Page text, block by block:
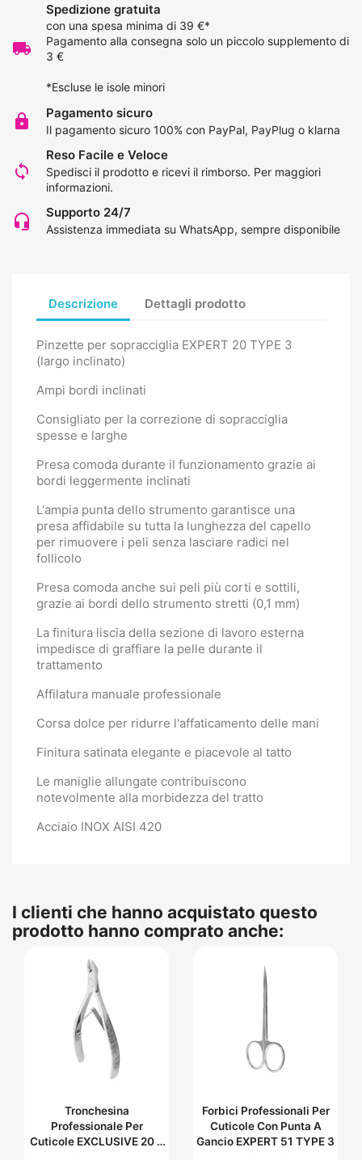
local_shipping
Spedizione gratuita
con una spesa minima di 39 €*
Pagamento alla consegna solo un piccolo supplemento di
3 €
*Escluse le isole minori
lock Pagamento sicuro
Il pagamento sicuro 100% con PayPal, PayPlug o klarna
loop
Reso Facile e Veloce
Spedisci il prodotto e ricevi il rimborso. Per maggiori
informazioni.
headset_mic Supporto 24/7
Assistenza immediata su WhatsApp, sempre disponibile
Descrizione Dettagli prodotto
Pinzette per sopracciglia EXPERT 20 TYPE 3
(largo inclinato)
Ampi bordi inclinati
Consigliato per la correzione di sopracciglia
spesse e larghe
Presa comoda durante il funzionamento grazie ai
bordi leggermente inclinati
L'ampia punta dello strumento garantisce una
presa affidabile su tutta la lunghezza del capello
per rimuovere i peli senza lasciare radici nel
follicolo
Presa comoda anche sui peli più corti e sottili,
grazie ai bordi dello strumento stretti (0,1 mm)
La finitura liscia della sezione di lavoro esterna
impedisce di graffiare la pelle durante il
trattamento
Affilatura manuale professionale
Corsa dolce per ridurre l'affaticamento delle mani
Finitura satinata elegante e piacevole al tatto
Le maniglie allungate contribuiscono
notevolmente alla morbidezza del tratto
Acciaio INOX AISI 420
I clienti che hanno acquistato questo
prodotto hanno comprato anche:
Tronchesina
Professionale Per
Cuticole EXCLUSIVE 20 8
Forbici Professionali Per
Cuticole Con Punta A
Gancio EXPERT 51 TYPE 3